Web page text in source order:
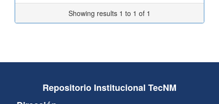
Showing results 1 to 1 of 1
Repositorio Institucional TecNM